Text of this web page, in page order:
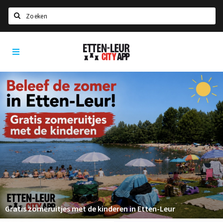
Home
Agenda
Deals
Party pics
Nieuws, interviews & blogs
Eten
Drinken
Slapen
Recreatief
Winkels
Etten-
Leur
Gratis zomeruitjes met de kinderen in Etten-Leur